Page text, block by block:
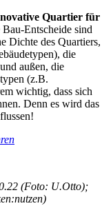
Quartier für
Entscheide sind
Dichte des Quartiers,
die
außen, die
(z.B.
wichtig, dass sich
Denn es wird das
(Foto: U.Otto);